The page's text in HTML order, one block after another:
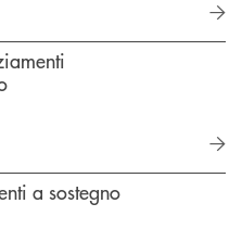
a sostegno